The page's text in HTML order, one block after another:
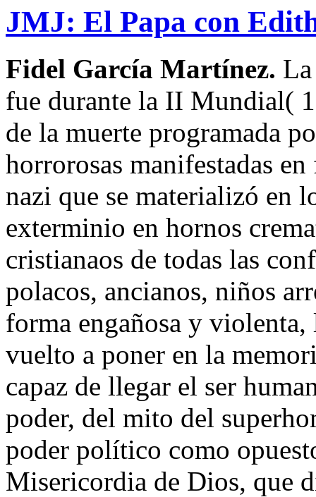
JMJ: El Papa con
Fidel García Martínez.
fue durante la II Mundial(
de la muerte programada
horrorosas manifestadas
nazi que se materializó en
exterminio en hornos
cristianaos de todas las
polacos, ancianos, niños
forma engañosa y
vuelto a poner en la
capaz de llegar el ser
poder, del mito del
poder político como
Misericordia de Dios, que